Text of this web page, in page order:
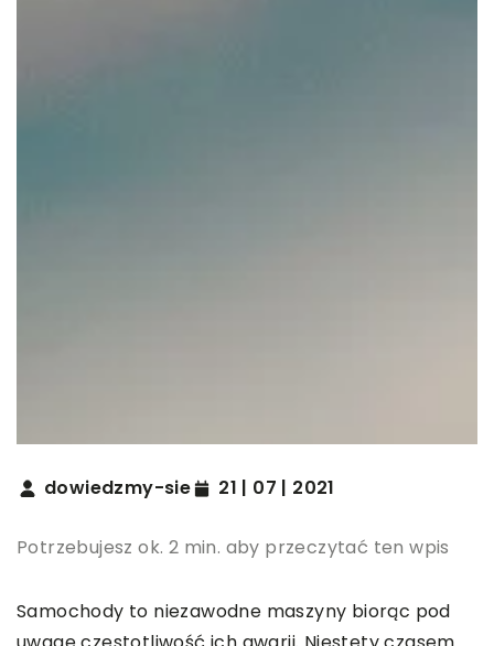
dowiedzmy-sie 21 | 07 | 2021
Potrzebujesz ok. 2 min. aby przeczytać ten wpis
Samochody to niezawodne maszyny biorąc pod